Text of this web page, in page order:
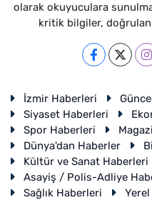
olarak okuyuculara
kritik bilgiler,
İzmir Haberleri
Siyaset Haberleri
Spor Haberleri
Dünya'dan Haberler
Kültür ve Sanat Haberleri
Asayiş / Polis-Adliye
Sağlık Haberleri